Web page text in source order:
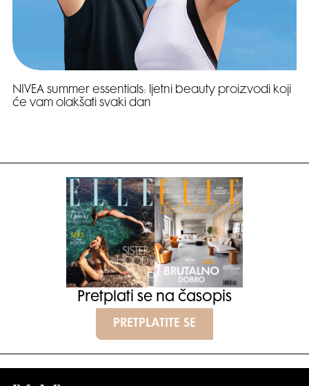
NIVEA summer essentials: ljetni beauty proizvodi koji
će vam olakšati svaki dan
Pretplati se na časopis
PRETPLATITE SE